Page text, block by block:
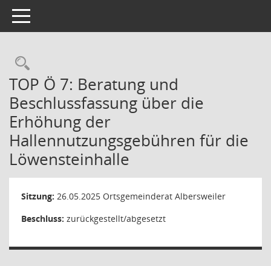
Toggle navigation
Rechercheauswahl
TOP Ö 7: Beratung und
Beschlussfassung über die
Erhöhung der
Hallennutzungsgebühren für die
Löwensteinhalle
Sitzung: 26.05.2025 Ortsgemeinderat Albersweiler
Beschluss: zurückgestellt/abgesetzt